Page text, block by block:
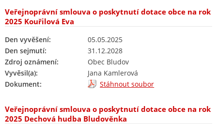
Veřejnoprávní smlouva o poskytnutí dotace obce na rok
2025 Kouřilová Eva
Den vyvěšení:
05.05.2025
Den sejmutí:
31.12.2028
Zdroj oznámení:
Obec Bludov
Vyvěsil(a):
Jana Kamlerová
Dokument:
Stáhnout soubor
Veřejnoprávní smlouva o poskytnutí dotace obce na rok
2025 Dechová hudba Bludověnka